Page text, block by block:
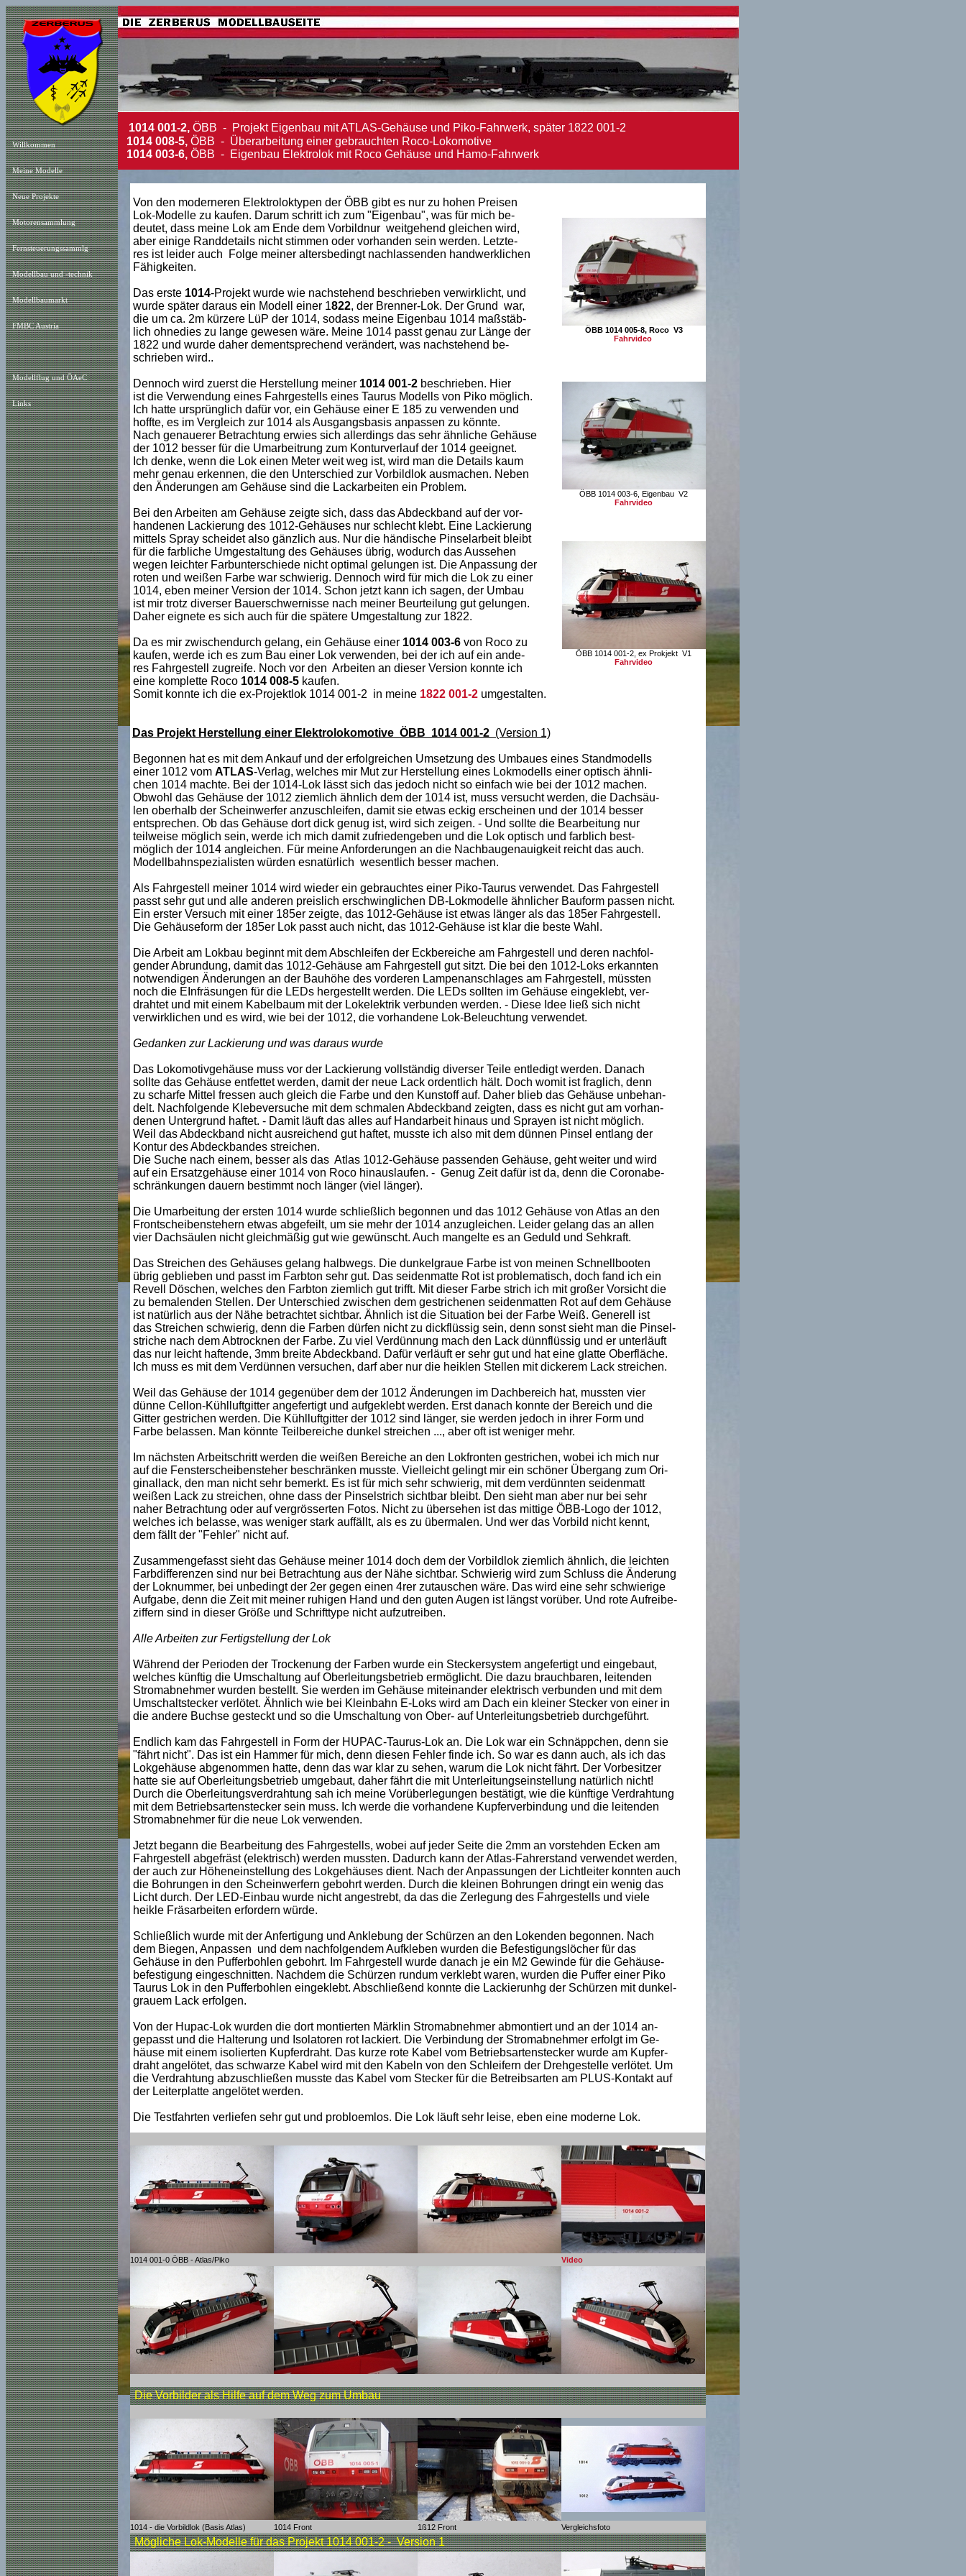
Willkommen
Meine Modelle
Neue Projekte
Motorensammlung
Fernsteuerungssammlg
Modellbau und -technik
Modellbaumarkt
FMBC Austria
Modellflug und ÖAeC
Links
1014 001-2, ÖBB - Projekt Eigenbau mit ATLAS-Gehäuse und Piko-Fahrwerk, später 1822 001-2
1014 008-5, ÖBB - Überarbeitung einer gebrauchten Roco-Lokomotive
1014 003-6, ÖBB - Eigenbau Elektrolok mit Roco Gehäuse und Hamo-Fahrwerk
Von den moderneren Elektroloktypen der ÖBB gibt es nur zu hohen Preisen
Lok-Modelle zu kaufen. Darum schritt ich zum "Eigenbau", was für mich be-
deutet, dass meine Lok am Ende dem Vorbildnur weitgehend gleichen wird,
aber einige Randdetails nicht stimmen oder vorhanden sein werden. Letzte-
res ist leider auch Folge meiner altersbedingt nachlassenden handwerklichen
Fähigkeiten.
Das erste 1014-Projekt wurde wie nachstehend beschrieben verwirklicht, und
wurde später daraus ein Modell einer 1822, der Brenner-Lok. Der Grund war,
die um ca. 2m kürzere LüP der 1014, sodass meine Eigenbau 1014 maßstäb-
lich ohnedies zu lange gewesen wäre. Meine 1014 passt genau zur Länge der
1822 und wurde daher dementsprechend verändert, was nachstehend be-
schrieben wird..
Dennoch wird zuerst die Herstellung meiner 1014 001-2 beschrieben. Hier
ist die Verwendung eines Fahrgestells eines Taurus Modells von Piko möglich.
Ich hatte ursprünglich dafür vor, ein Gehäuse einer E 185 zu verwenden und
hoffte, es im Vergleich zur 1014 als Ausgangsbasis anpassen zu könnte.
Nach genauerer Betrachtung erwies sich allerdings das sehr ähnliche Gehäuse
der 1012 besser für die Umarbeitrung zum Konturverlauf der 1014 geeignet.
Ich denke, wenn die Lok einen Meter weit weg ist, wird man die Details kaum
mehr genau erkennen, die den Unterschied zur Vorbildlok ausmachen. Neben
den Änderungen am Gehäuse sind die Lackarbeiten ein Problem.
Bei den Arbeiten am Gehäuse zeigte sich, dass das Abdeckband auf der vor-
handenen Lackierung des 1012-Gehäuses nur schlecht klebt. Eine Lackierung
mittels Spray scheidet also gänzlich aus. Nur die händische Pinselarbeit bleibt
für die farbliche Umgestaltung des Gehäuses übrig, wodurch das Aussehen
wegen leichter Farbunterschiede nicht optimal gelungen ist. Die Anpassung der
roten und weißen Farbe war schwierig. Dennoch wird für mich die Lok zu einer
1014, eben meiner Version der 1014. Schon jetzt kann ich sagen, der Umbau
ist mir trotz diverser Bauerschwernisse nach meiner Beurteilung gut gelungen.
Daher eignete es sich auch für die spätere Umgestaltung zur 1822.
Da es mir zwischendurch gelang, ein Gehäuse einer 1014 003-6 von Roco zu
kaufen, werde ich es zum Bau einer Lok verwenden, bei der ich auf ein ande-
res Fahrgestell zugreife. Noch vor den Arbeiten an dieser Version konnte ich
eine komplette Roco 1014 008-5 kaufen.
Somit konnte ich die ex-Projektlok 1014 001-2 in meine 1822 001-2 umgestalten.
ÖBB 1014 005-8, Roco V3
Fahrvideo
ÖBB 1014 003-6, Eigenbau V2
Fahrvideo
ÖBB 1014 001-2, ex Prokjekt V1
Fahrvideo
Das Projekt Herstellung einer Elektrolokomotive ÖBB 1014 001-2 (Version 1)
Begonnen hat es mit dem Ankauf und der erfolgreichen Umsetzung des Umbaues eines Standmodells
einer 1012 vom ATLAS-Verlag, welches mir Mut zur Herstellung eines Lokmodells einer optisch ähnli-
chen 1014 machte. Bei der 1014-Lok lässt sich das jedoch nicht so einfach wie bei der 1012 machen.
Obwohl das Gehäuse der 1012 ziemlich ähnlich dem der 1014 ist, muss versucht werden, die Dachsäu-
len oberhalb der Scheinwerfer anzuschleifen, damit sie etwas eckig erscheinen und der 1014 besser
entsprechen. Ob das Gehäuse dort dick genug ist, wird sich zeigen. - Und sollte die Bearbeitung nur
teilweise möglich sein, werde ich mich damit zufriedengeben und die Lok optisch und farblich best-
möglich der 1014 angleichen. Für meine Anforderungen an die Nachbaugenauigkeit reicht das auch.
Modellbahnspezialisten würden esnatürlich wesentlich besser machen.
Als Fahrgestell meiner 1014 wird wieder ein gebrauchtes einer Piko-Taurus verwendet. Das Fahrgestell
passt sehr gut und alle anderen preislich erschwinglichen DB-Lokmodelle ähnlicher Bauform passen nicht.
Ein erster Versuch mit einer 185er zeigte, das 1012-Gehäuse ist etwas länger als das 185er Fahrgestell.
Die Gehäuseform der 185er Lok passt auch nicht, das 1012-Gehäuse ist klar die beste Wahl.
Die Arbeit am Lokbau beginnt mit dem Abschleifen der Eckbereiche am Fahrgestell und deren nachfol-
gender Abrundung, damit das 1012-Gehäuse am Fahrgestell gut sitzt. Die bei den 1012-Loks erkannten
notwendigen Änderungen an der Bauhöhe des vorderen Lampenanschlages am Fahrgestell, müssten
noch die EInfräsungen für die LEDs hergestellt werden. Die LEDs sollten im Gehäuse eingeklebt, ver-
drahtet und mit einem Kabelbaum mit der Lokelektrik verbunden werden. - Diese Idee ließ sich nicht
verwirklichen und es wird, wie bei der 1012, die vorhandene Lok-Beleuchtung verwendet.
Gedanken zur Lackierung und was daraus wurde
Das Lokomotivgehäuse muss vor der Lackierung vollständig diverser Teile entledigt werden. Danach
sollte das Gehäuse entfettet werden, damit der neue Lack ordentlich hält. Doch womit ist fraglich, denn
zu scharfe Mittel fressen auch gleich die Farbe und den Kunstoff auf. Daher blieb das Gehäuse unbehan-
delt. Nachfolgende Klebeversuche mit dem schmalen Abdeckband zeigten, dass es nicht gut am vorhan-
denen Untergrund haftet. - Damit läuft das alles auf Handarbeit hinaus und Sprayen ist nicht möglich.
Weil das Abdeckband nicht ausreichend gut haftet, musste ich also mit dem dünnen Pinsel entlang der
Kontur des Abdeckbandes streichen.
Die Suche nach einem, besser als das Atlas 1012-Gehäuse passenden Gehäuse, geht weiter und wird
auf ein Ersatzgehäuse einer 1014 von Roco hinauslaufen. - Genug Zeit dafür ist da, denn die Coronabe-
schränkungen dauern bestimmt noch länger (viel länger).
Die Umarbeitung der ersten 1014 wurde schließlich begonnen und das 1012 Gehäuse von Atlas an den
Frontscheibenstehern etwas abgefeilt, um sie mehr der 1014 anzugleichen. Leider gelang das an allen
vier Dachsäulen nicht gleichmäßig gut wie gewünscht. Auch mangelte es an Geduld und Sehkraft.
Das Streichen des Gehäuses gelang halbwegs. Die dunkelgraue Farbe ist von meinen Schnellbooten
übrig geblieben und passt im Farbton sehr gut. Das seidenmatte Rot ist problematisch, doch fand ich ein
Revell Döschen, welches den Farbton ziemlich gut trifft. Mit dieser Farbe strich ich mit großer Vorsicht die
zu bemalenden Stellen. Der Unterschied zwischen dem gestrichenen seidenmatten Rot auf dem Gehäuse
ist natürlich aus der Nähe betrachtet sichtbar. Ähnlich ist die Situation bei der Farbe Weiß. Generell ist
das Streichen schwierig, denn die Farben dürfen nicht zu dickflüssig sein, denn sonst sieht man die Pinsel-
striche nach dem Abtrocknen der Farbe. Zu viel Verdünnung mach den Lack dünnflüssig und er unterläuft
das nur leicht haftende, 3mm breite Abdeckband. Dafür verläuft er sehr gut und hat eine glatte Oberfläche.
Ich muss es mit dem Verdünnen versuchen, darf aber nur die heiklen Stellen mit dickerem Lack streichen.
Weil das Gehäuse der 1014 gegenüber dem der 1012 Änderungen im Dachbereich hat, mussten vier
dünne Cellon-Kühlluftgitter angefertigt und aufgeklebt werden. Erst danach konnte der Bereich und die
Gitter gestrichen werden. Die Kühlluftgitter der 1012 sind länger, sie werden jedoch in ihrer Form und
Farbe belassen. Man könnte Teilbereiche dunkel streichen ..., aber oft ist weniger mehr.
Im nächsten Arbeitschritt werden die weißen Bereiche an den Lokfronten gestrichen, wobei ich mich nur
auf die Fensterscheibensteher beschränken musste. Vielleicht gelingt mir ein schöner Übergang zum Ori-
ginallack, den man nicht sehr bemerkt. Es ist für mich sehr schwierig, mit dem verdünnten seidenmatt
weißen Lack zu streichen, ohne dass der Pinselstrich sichtbar bleibt. Den sieht man aber nur bei sehr
naher Betrachtung oder auf vergrösserten Fotos. Nicht zu übersehen ist das mittige ÖBB-Logo der 1012,
welches ich belasse, was weniger stark auffällt, als es zu übermalen. Und wer das Vorbild nicht kennt,
dem fällt der "Fehler" nicht auf.
Zusammengefasst sieht das Gehäuse meiner 1014 doch dem der Vorbildlok ziemlich ähnlich, die leichten
Farbdifferenzen sind nur bei Betrachtung aus der Nähe sichtbar. Schwierig wird zum Schluss die Änderung
der Loknummer, bei unbedingt der 2er gegen einen 4rer zutauschen wäre. Das wird eine sehr schwierige
Aufgabe, denn die Zeit mit meiner ruhigen Hand und den guten Augen ist längst vorüber. Und rote Aufreibe-
ziffern sind in dieser Größe und Schrifttype nicht aufzutreiben.
Alle Arbeiten zur Fertigstellung der Lok
Während der Perioden der Trockenung der Farben wurde ein Steckersystem angefertigt und eingebaut,
welches künftig die Umschaltung auf Oberleitungsbetrieb ermöglicht. Die dazu brauchbaren, leitenden
Stromabnehmer wurden bestellt. Sie werden im Gehäuse miteinander elektrisch verbunden und mit dem
Umschaltstecker verlötet. Ähnlich wie bei Kleinbahn E-Loks wird am Dach ein kleiner Stecker von einer in
die andere Buchse gesteckt und so die Umschaltung von Ober- auf Unterleitungsbetrieb durchgeführt.
Endlich kam das Fahrgestell in Form der HUPAC-Taurus-Lok an. Die Lok war ein Schnäppchen, denn sie
"fährt nicht". Das ist ein Hammer für mich, denn diesen Fehler finde ich. So war es dann auch, als ich das
Lokgehäuse abgenommen hatte, denn das war klar zu sehen, warum die Lok nicht fährt. Der Vorbesitzer
hatte sie auf Oberleitungsbetrieb umgebaut, daher fährt die mit Unterleitungseinstellung natürlich nicht!
Durch die Oberleitungsverdrahtung sah ich meine Vorüberlegungen bestätigt, wie die künftige Verdrahtung
mit dem Betriebsartenstecker sein muss. Ich werde die vorhandene Kupferverbindung und die leitenden
Stromabnehmer für die neue Lok verwenden.
Jetzt begann die Bearbeitung des Fahrgestells, wobei auf jeder Seite die 2mm an vorstehden Ecken am
Fahrgestell abgefräst (elektrisch) werden mussten. Dadurch kann der Atlas-Fahrerstand verwendet werden,
der auch zur Höheneinstellung des Lokgehäuses dient. Nach der Anpassungen der Lichtleiter konnten auch
die Bohrungen in den Scheinwerfern gebohrt werden. Durch die kleinen Bohrungen dringt ein wenig das
Licht durch. Der LED-Einbau wurde nicht angestrebt, da das die Zerlegung des Fahrgestells und viele
heikle Fräsarbeiten erfordern würde.
Schließlich wurde mit der Anfertigung und Anklebung der Schürzen an den Lokenden begonnen. Nach
dem Biegen, Anpassen und dem nachfolgendem Aufkleben wurden die Befestigungslöcher für das
Gehäuse in den Pufferbohlen gebohrt. Im Fahrgestell wurde danach je ein M2 Gewinde für die Gehäuse-
befestigung eingeschnitten. Nachdem die Schürzen rundum verklebt waren, wurden die Puffer einer Piko
Taurus Lok in den Pufferbohlen eingeklebt. Abschließend konnte die Lackierunhg der Schürzen mit dunkel-
grauem Lack erfolgen.
Von der Hupac-Lok wurden die dort montierten Märklin Stromabnehmer abmontiert und an der 1014 an-
gepasst und die Halterung und Isolatoren rot lackiert. Die Verbindung der Stromabnehmer erfolgt im Ge-
häuse mit einem isolierten Kupferdraht. Das kurze rote Kabel vom Betriebsartenstecker wurde am Kupfer-
draht angelötet, das schwarze Kabel wird mit den Kabeln von den Schleifern der Drehgestelle verlötet. Um
die Verdrahtung abzuschließen musste das Kabel vom Stecker für die Betreibsarten am PLUS-Kontakt auf
der Leiterplatte angelötet werden.
Die Testfahrten verliefen sehr gut und probloemlos. Die Lok läuft sehr leise, eben eine moderne Lok.
1014 001-0 ÖBB - Atlas/Piko Video
Die Vorbilder als Hilfe auf dem Weg zum Umbau
1014 - die Vorbildlok (Basis Atlas) 1014 Front 1ß12 Front Vergleichsfoto
Mögliche Lok-Modelle für das Projekt 1014 001-2 - Version 1